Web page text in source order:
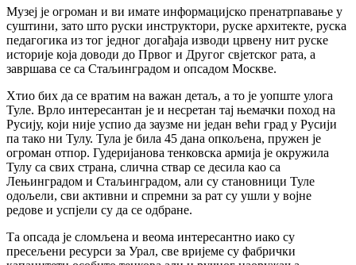
Музеј је огроман и ви имате информацијско пренатрпавање у
суштини, зато што руски инструктори, руске архитекте, руска
педагогика из тог једног догађаја изводи црвену нит руске
историје која доводи до Првог и Другог свјетског рата, а
завршава се са Стаљинградом и опсадом Москве.
Хтио бих да се вратим на важан детаљ, а то је уопште улога
Туле. Врло интересантан је и несретан тај њемачки поход на
Русију, који није успио да заузме ни један већи град у Русији
па тако ни Тулу. Тула је била 45 дана опкољена, пружен је
огроман отпор. Гудеријанова тенковска армија је окружила
Тулу са свих страна, слична ствар се десила као са
Лењинградом и Стаљинградом, али су становници Туле
одољели, сви активни и спремни за рат су ушли у војне
редове и успјели су да се одбране.
Та опсада је сломљена и веома интересантно иако су
пресељени ресурси за Урал, све вријеме су фабрички